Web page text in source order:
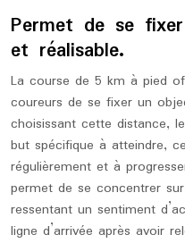
Permet de se
et réalisable.
La course de 5 km à pied
coureurs de se fixer un
choisissant cette distance,
but spécifique à atteindre,
régulièrement et à
permet de se concentrer
ressentant un sentiment
ligne d’arrivée après avoir